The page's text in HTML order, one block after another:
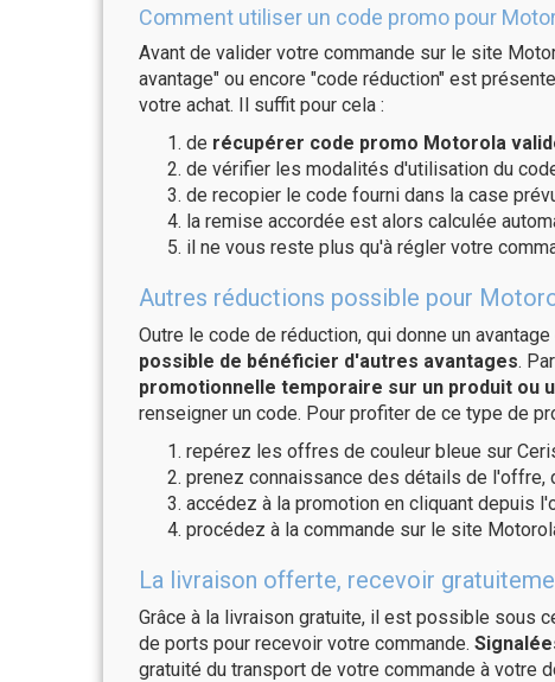
Comment utiliser un code promo pour
Avant de valider votre commande sur le site
avantage" ou encore "code réduction" est
votre achat. Il suffit pour cela :
de récupérer code promo Motorola
de vérifier les modalités d'utilisation du
de recopier le code fourni dans la case
la remise accordée est alors calculée
il ne vous reste plus qu'à régler votre
Autres réductions possible pour
Outre le code de réduction, qui donne un
possible de bénéficier d'autres avantages.
promotionnelle temporaire sur un produit ou
renseigner un code. Pour profiter de ce type de
repérez les offres de couleur bleue sur
prenez connaissance des détails de
accédez à la promotion en cliquant depuis
procédez à la commande sur le site
La livraison offerte, recevoir
Grâce à la livraison gratuite, il est possible sous
de ports pour recevoir votre commande.
gratuité du transport de votre commande à votre